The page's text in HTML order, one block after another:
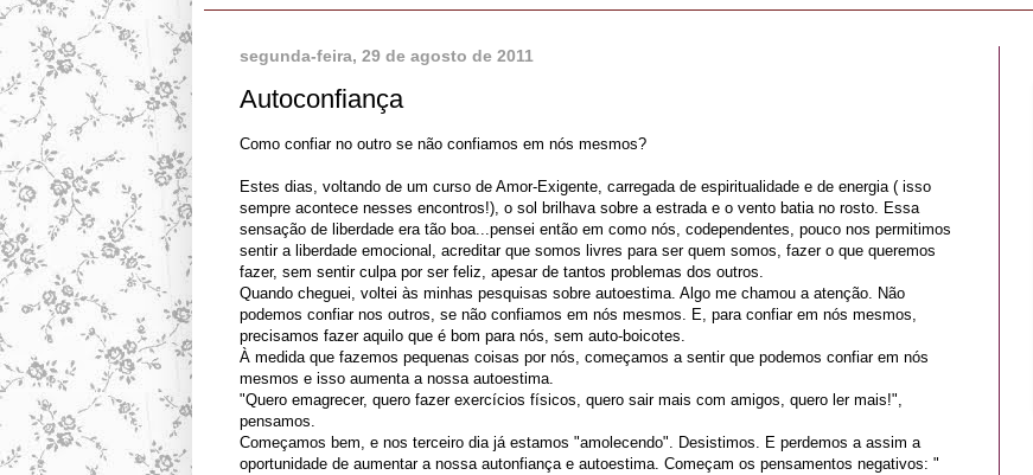
segunda-feira, 29 de agosto de 2011
Autoconfiança
Como confiar no outro se não confiamos em nós mesmos?
Estes dias, voltando de um curso de Amor-Exigente, carregada de espiritualidade e de energia ( isso
sempre acontece nesses encontros!), o sol brilhava sobre a estrada e o vento batia no rosto. Essa
sensação de liberdade era tão boa...pensei então em como nós, codependentes, pouco nos permitimos
sentir a liberdade emocional, acreditar que somos livres para ser quem somos, fazer o que queremos
fazer, sem sentir culpa por ser feliz, apesar de tantos problemas dos outros.
Quando cheguei, voltei às minhas pesquisas sobre autoestima. Algo me chamou a atenção. Não
podemos confiar nos outros, se não confiamos em nós mesmos. E, para confiar em nós mesmos,
precisamos fazer aquilo que é bom para nós, sem auto-boicotes.
À medida que fazemos pequenas coisas por nós, começamos a sentir que podemos confiar em nós
mesmos e isso aumenta a nossa autoestima.
"Quero emagrecer, quero fazer exercícios físicos, quero sair mais com amigos, quero ler mais!",
pensamos.
Começamos bem, e nos terceiro dia já estamos "amolecendo". Desistimos. E perdemos a assim a
oportunidade de aumentar a nossa autonfiança e autoestima. Começam os pensamentos negativos: "